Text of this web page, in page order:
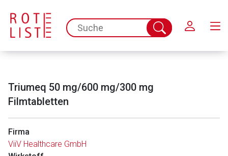
spc.search.input.placeholder
Suche
abschicken
Triumeq 50 mg/600 mg/300 mg
Filmtabletten
Firma
ViiV Healthcare GmbH